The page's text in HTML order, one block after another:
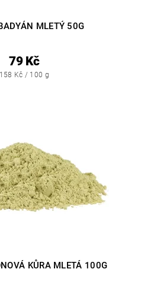
MLETÝ 50G
79 Kč
158 Kč / 100 g
KŮRA MLETÁ 100G